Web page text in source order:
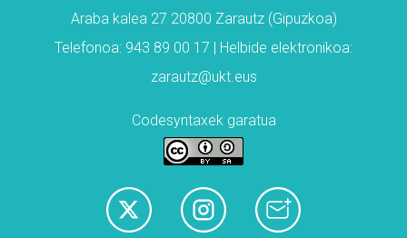
Araba kalea 27 20800 Zarautz (Gipuzkoa)
Telefonoa: 943 89 00 17 | Helbide elektronikoa:
zarautz@ukt.eus
Codesyntaxek garatua